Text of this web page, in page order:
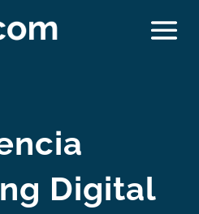
Digital